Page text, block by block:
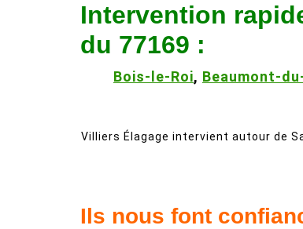
Intervention
du 77169 :
Bois-le-Roi, Beaumont-
Villiers Élagage intervient autour de
Ils nous font